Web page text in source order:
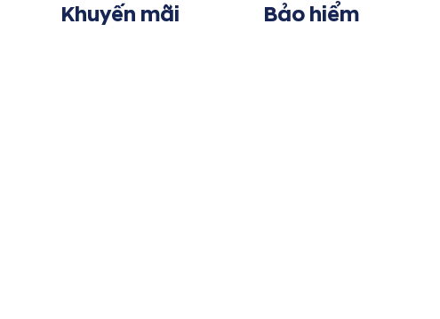
Khuyến mãi Bảo hiểm